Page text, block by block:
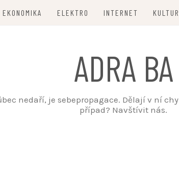
EKONOMIKA ELEKTRO INTERNET
ADRA BA
nedaří, je sebepropagace. Dělají v ní
případ? Navštívit nás.